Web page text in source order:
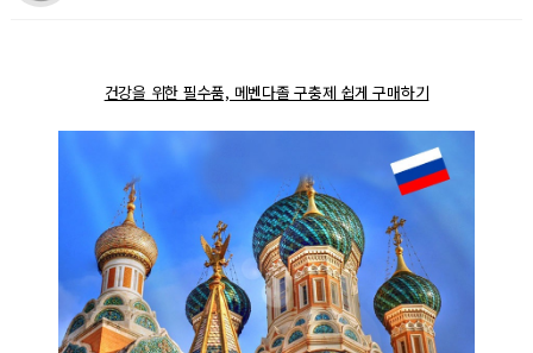
건강을 위한 필수품, 메벤다졸 구충제 쉽게 구매하기